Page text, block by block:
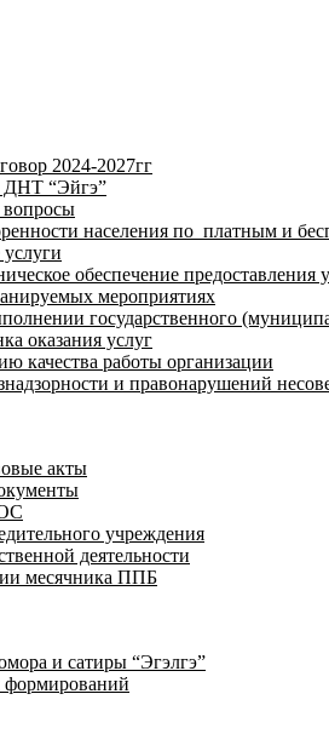
2024-2027гг
“Эйгэ”
вопросы
населения по платным и
обеспечение предоставления
мероприятиях
государственного
оказания услуг
качества работы организации
и правонарушений
акты
учреждения
деятельности
месячника ППБ
и сатиры “Эгэлгэ”